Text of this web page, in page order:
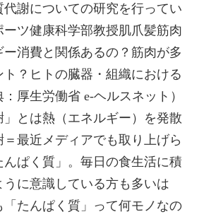
謝についての研究を行ってい
ツ健康科学部教授肌爪髪筋肉
消費と関係あるの？筋肉が多
？ヒトの臓器・組織における
厚生労働省 e-ヘルスネット）
とは熱（エネルギー）を発散
最近メディアでも取り上げら
ぱく質」。毎日の食生活に積
に意識している方も多いは
たんぱく質」って何モノなの